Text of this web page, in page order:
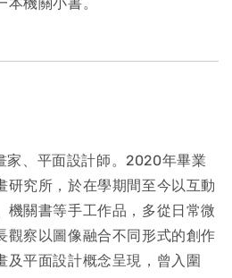
家、平面設計師。2020年畢業
研究所，於在學期間至今以互動
機關書等手工作品，多從日常微
觀察以圖像融合不同形式的創作
及平面設計概念呈現，曾入圍